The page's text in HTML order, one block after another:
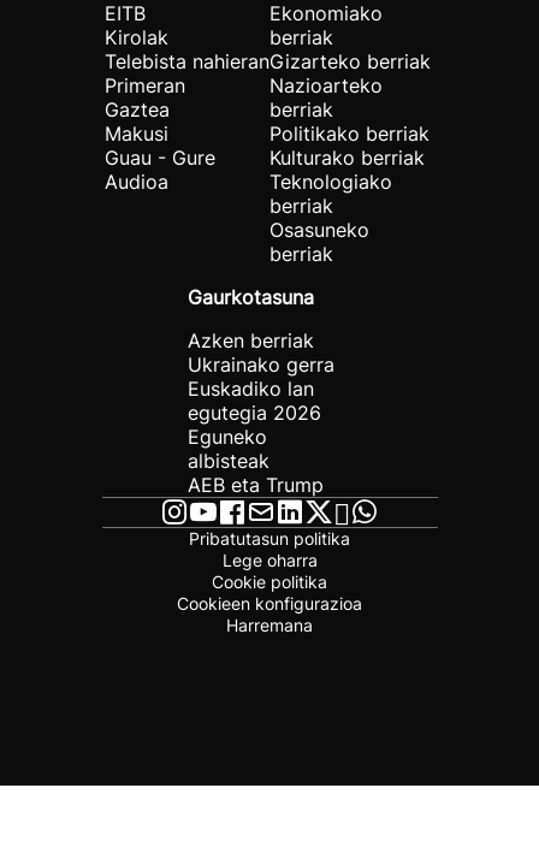
EITB
Kirolak
Telebista nahieran
Primeran
Gaztea
Makusi
Guau - Gure
Audioa
Ekonomiako
berriak
Gizarteko berriak
Nazioarteko
berriak
Politikako berriak
Kulturako berriak
Teknologiako
berriak
Osasuneko
berriak
Gaurkotasuna
Azken berriak
Ukrainako gerra
Euskadiko lan
egutegia 2026
Eguneko
albisteak
AEB eta Trump
Pribatutasun politika
Lege oharra
Cookie politika
Cookieen konfigurazioa
Harremana